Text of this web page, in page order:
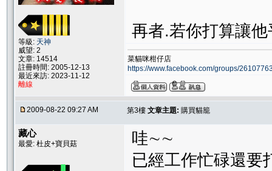
等級: 天神
威望: 2
文章: 14514
註冊時間: 2005-12-13
最近來訪: 2023-11-12
離線
再者.若你打算讓
菜貓咪柑仔店
https://www.facebook.com/groups/
2009-08-22 09:27 AM 第3樓 文章主題: 購買貓籠
藏心
最愛: 杜皮+寶貝菇
哇∼∼
已經工作忙碌還要